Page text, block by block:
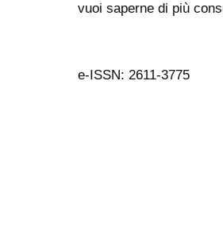
vuoi saperne di più
e-ISSN: 2611-3775